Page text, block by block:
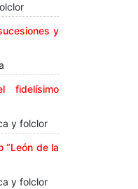
y
fidelísimo
y folclor
“León de la
y folclor